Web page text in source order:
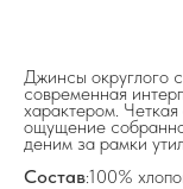
Джинсы округлого
современная
характером.
ощущение
деним за рамки
Состав:100%
info@frwl.store
+7 919 690-30-30